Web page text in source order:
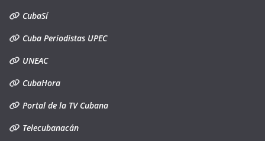
CubaSí
Cuba Periodistas UPEC
UNEAC
CubaHora
Portal de la TV Cubana
Telecubanacán